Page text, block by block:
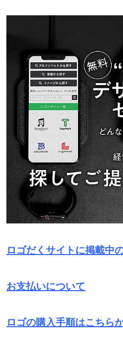
ロゴだくサイトに掲載中
お支払いについて
ロゴの購入手順はこちら